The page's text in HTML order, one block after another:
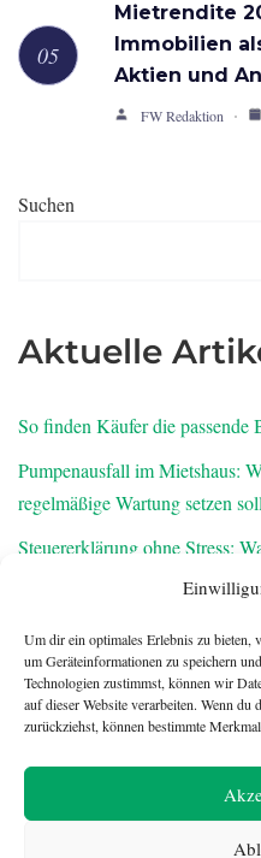
Um dir ein optimales Erlebnis zu bieten,
um Geräteinformationen zu speichern
Technologien zustimmst, können wir
auf dieser Website verarbeiten. Wenn
zurückziehst, können bestimmte
Mietrendite
Immobilien
Aktien und
FW Redaktion
Suchen
Aktuelle
So finden Käufer die passende
Pumpenausfall im Mietshaus:
regelmäßige Wartung setzen
Steuererklärung ohne Stress:
Rentner den Feierabend
Abschlussprüfer werden
Finanzielle Vorsorge für den
Risikolebensversicherung